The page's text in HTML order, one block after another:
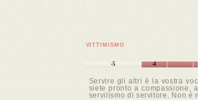
VITTIMISMO
-5 -4
Servire gli altri è la vostra
siete pronto a compassione,
servilismo di servitore. Non è